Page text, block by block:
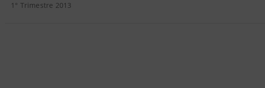
1° Trimestre 2013